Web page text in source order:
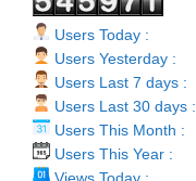
Users Today :
Users Yesterday :
Users Last 7 days :
Users Last 30 days :
Users This Month :
Users This Year :
Views Today :